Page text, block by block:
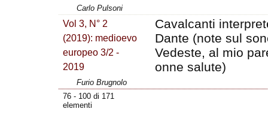
Carlo Pulsoni
Vol 3, N° 2
(2019): medioevo
europeo 3/2 -
2019
Cavalcanti
Dante (note sul
Vedeste, al mio
onne salute)
Furio Brugnolo
76 - 100 di 171
elementi